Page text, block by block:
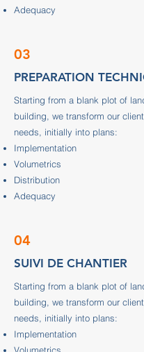
Adequacy
03
PREPARATION
Starting from a blank plot of
building, we transform our
needs, initially into plans:
Implementation
Volumetrics
Distribution
Adequacy
04
SUIVI DE CHANTIER
Starting from a blank plot of
building, we transform our
needs, initially into plans:
Implementation